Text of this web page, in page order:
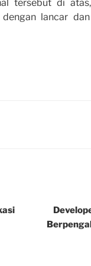
tersebut di
lancar